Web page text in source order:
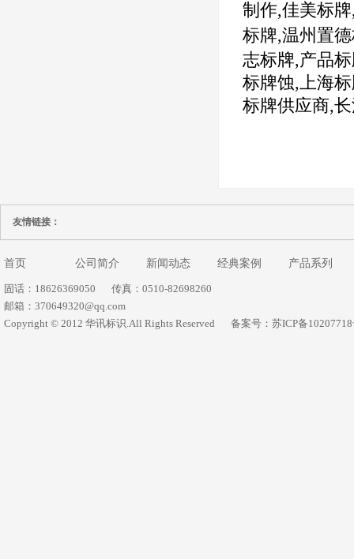
制作,佳美标
标牌,温州置
志标牌,产品
标牌蚀,上海
标牌供应商,
友情链接：
首页 公司简介 新闻动态 经典案例 产品系列
固话：18626369050
传真：0510-82698260
邮箱：370649320@qq.com
Copyright © 2012 华讯标识.All Rights Reserved
备案号：苏ICP备